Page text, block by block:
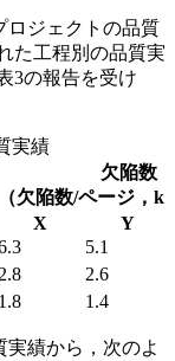
ロジェクトの品質
た工程別の品質実
3の報告を受け
実績
欠陥数
（欠陥数/ページ，k
X
Y
5.1
2.8 2.6
1.8 1.4
実績から，次のよ